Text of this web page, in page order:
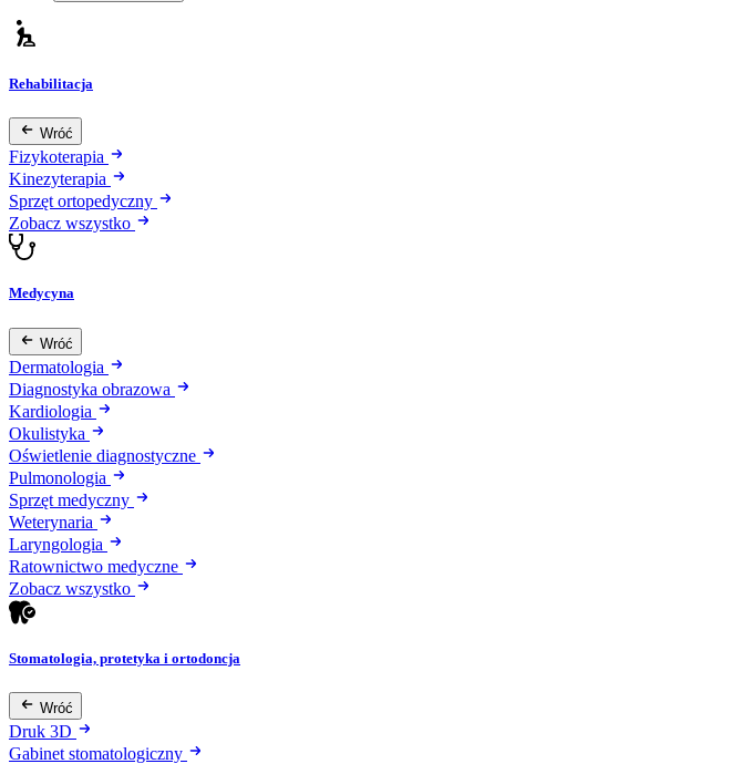
Rehabilitacja
Wróć
Fizykoterapia
Kinezyterapia
Sprzęt ortopedyczny
Zobacz wszystko
Medycyna
Wróć
Dermatologia
Diagnostyka obrazowa
Kardiologia
Okulistyka
Oświetlenie diagnostyczne
Pulmonologia
Sprzęt medyczny
Weterynaria
Laryngologia
Ratownictwo medyczne
Zobacz wszystko
Stomatologia, protetyka i ortodoncja
Wróć
Druk 3D
Gabinet stomatologiczny